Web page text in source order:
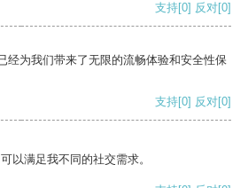
支持[0] 反对[0]
经为我们带来了无限的流畅体验和安全性保
支持[0] 反对[0]
以满足我不同的社交需求。